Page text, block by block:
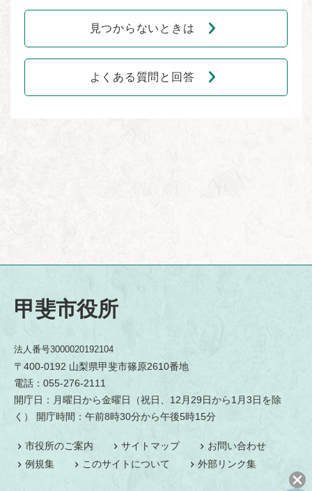
見つからないときは
よくある質問と回答
甲斐市役所
法人番号3000020192104
〒400-0192 山梨県甲斐市篠原2610番地
電話：055-276-2111
開庁日：月曜日から金曜日（祝日、12月29日から1月3日を除
く） 開庁時間：午前8時30分から午後5時15分
市役所のご案内 サイトマップ
お問い合わせ
例規集
このサイトについて 外部リンク集